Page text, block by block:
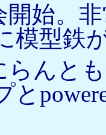
開始。
模型鉄
らんと
と